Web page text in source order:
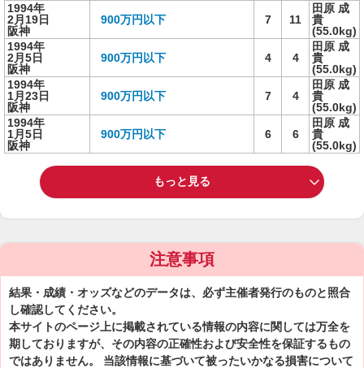
1994年
2月19日
阪神
900万円以下 7 11
田原 成
貴
(55.0kg)
1994年
2月5日
阪神
900万円以下 4 4
田原 成
貴
(55.0kg)
1994年
1月23日
阪神
900万円以下 7 4
田原 成
貴
(55.0kg)
1994年
1月5日
阪神
900万円以下 6 6
田原 成
貴
(55.0kg)
もっと見る
注意事項
結果・成績・オッズなどのデータは、必ず主催者発行のものと照合
し確認してください。
本サイトのページ上に掲載されている情報の内容に関しては万全を
期しておりますが、その内容の正確性および安全性を保証するもの
ではありません。 当該情報に基づいて被ったいかなる損害について